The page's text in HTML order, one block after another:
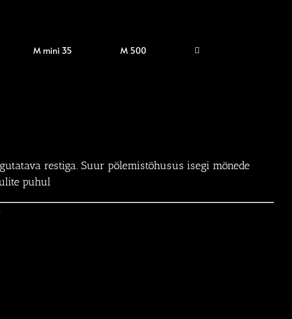
M mini 35 M 500
restiga. Suur põlemistõhusus isegi mõnede
puhul